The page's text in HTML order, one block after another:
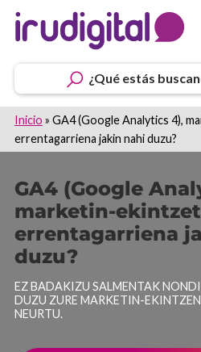
¿Qué estás
Inicio » GA4 (Google Analytics 4),
errentagarriena jakin nahi duzu?
GA4 (Google
marketin-
errentagarriena
duzu?
EZ BADAKIZU SALMENTAK
DUZU ZURE MARKETIN-
NEURTU.